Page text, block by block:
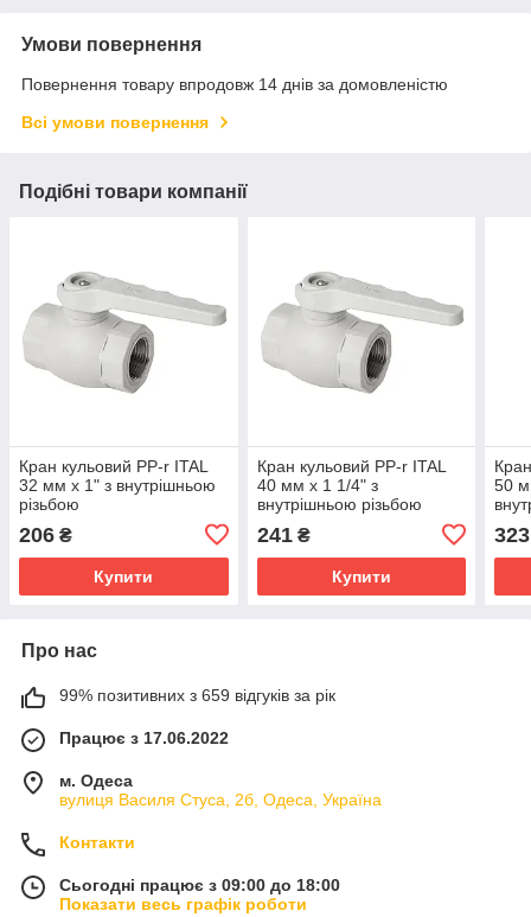
Умови повернення
Повернення товару впродовж 14 днів за домовленістю
Всі умови повернення
Подібні товари компанії
Кран кульовий PP-r ITAL
32 мм х 1" з внутрішньою
різьбою
206 ₴
Купити
Кран кульовий PP-r ITAL
40 мм х 1 1/4" з
внутрішньою різьбою
241₴
Купити
50
323
Про нас
99% позитивних з 659 відгуків за рік
Працює з 17.06.2022
м. Одеса
вулиця Василя Стуса, 2б, Одеса, Україна
Контакти
Сьогодні працює з 09:00 до 18:00
Показати весь графік роботи